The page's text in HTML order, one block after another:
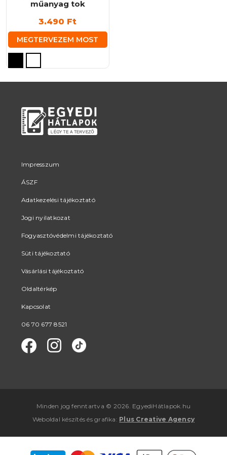
műanyag tok
3.490 Ft
MEGTERVEZEM MOST
Ennek
van.
változatok
termékoldalon
Impresszum
ÁSZF
Adatkezelési tájékoztató
Jogi nyilatkozat
Fogyasztóvédelmi tájékoztató
Süti tájékoztató
Vásárlási tájékoztató
Oldaltérkép
Kapcsolat
06 70 677 8521
Minden jog fenntartva © 2026. EgyediHátlapok.hu
Weboldal készítés ésgrafika : Plus Creative Agency